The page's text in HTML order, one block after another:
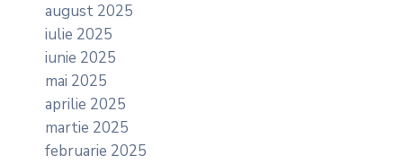
august 2025
iulie 2025
iunie 2025
mai 2025
aprilie 2025
martie 2025
februarie 2025